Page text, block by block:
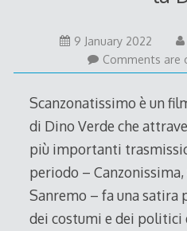
9 January 2022
2022
Comments are
Scanzonatissimo è un
di Dino Verde che
più importanti
periodo –
Sanremo – fa una
dei costumi e dei politici